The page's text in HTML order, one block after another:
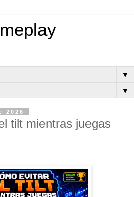
▼
▼
2026
tilt mientras juegas